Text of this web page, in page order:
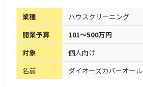
業種
ハウスクリーニング
開業予算
101～500万円
対象
個人向け
名前
ダイオーズカバーオール